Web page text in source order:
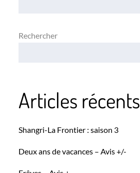
Rechercher
Articles récents
Shangri-La Frontier : saison 3
Deux ans de vacances – Avis +/-